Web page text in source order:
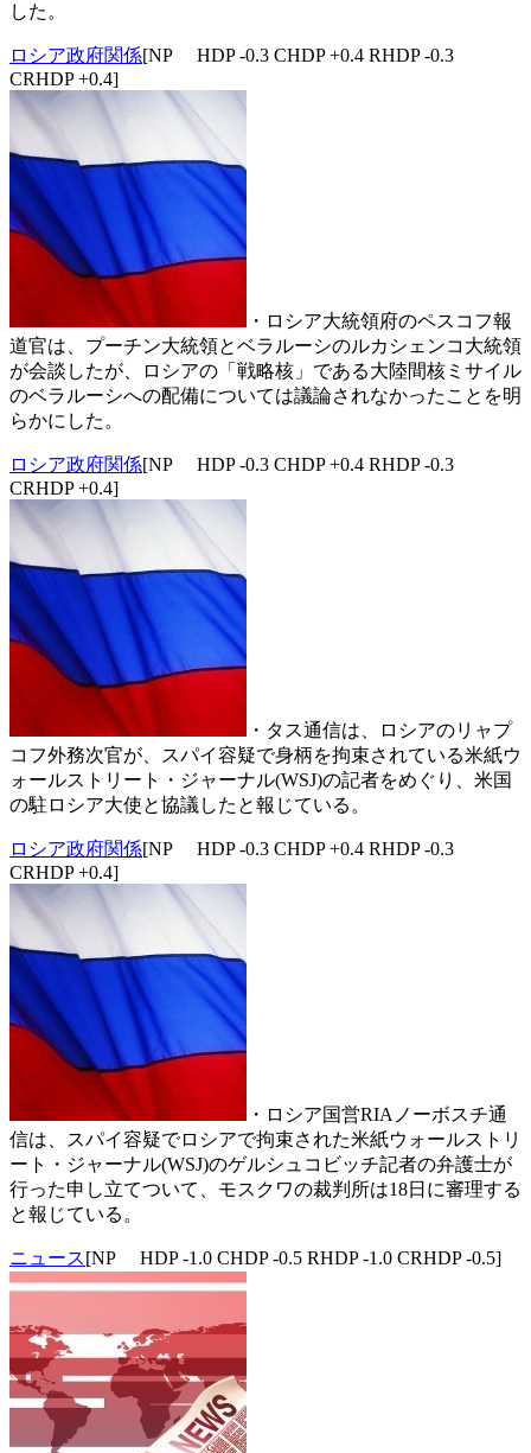
した。
ロシア政府関係[NP HDP -0.3 CHDP +0.4 RHDP -0.3
CRHDP +0.4]
・ロシア大統領府のペスコフ報
道官は、プーチン大統領とベラルーシのルカシェンコ大統領
が会談したが、ロシアの「戦略核」である大陸間核ミサイル
のベラルーシへの配備については議論されなかったことを明
らかにした。
ロシア政府関係[NP HDP -0.3 CHDP +0.4 RHDP -0.3
CRHDP +0.4]
・タス通信は、ロシアのリャプ
コフ外務次官が、スパイ容疑で身柄を拘束されている米紙ウ
ォールストリート・ジャーナル(WSJ)の記者をめぐり、米国
の駐ロシア大使と協議したと報じている。
ロシア政府関係[NP HDP -0.3 CHDP +0.4 RHDP -0.3
CRHDP +0.4]
・ロシア国営RIAノーボスチ通
信は、スパイ容疑でロシアで拘束された米紙ウォールストリ
ート・ジャーナル(WSJ)のゲルシュコビッチ記者の弁護士が
行った申し立てついて、モスクワの裁判所は18日に審理する
と報じている。
ニュース[NP HDP -1.0 CHDP -0.5 RHDP -1.0 CRHDP -0.5]